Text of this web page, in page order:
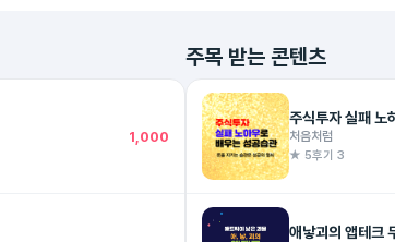
1,000
주목 받는 콘텐츠
주식투자 실패 노
처음처럼
★ 5후기 3
애낳괴의 앱테크